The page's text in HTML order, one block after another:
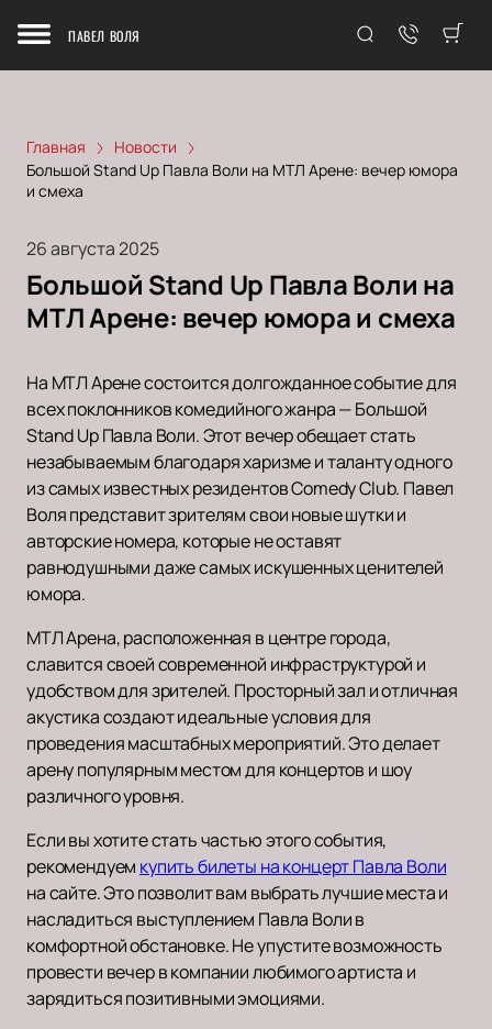
ПАВЕЛ ВОЛЯ
Главная
Новости
Большой Stand Up Павла Воли на МТЛ Арене: вечер юмора
и смеха
26 августа 2025
Большой Stand Up Павла Воли на
МТЛ Арене: вечер юмора и смеха
На МТЛ Арене состоится долгожданное событие для
всех поклонников комедийного жанра — Большой
Stand Up Павла Воли. Этот вечер обещает стать
незабываемым благодаря харизме и таланту одного
из самых известных резидентов Comedy Club. Павел
Воля представит зрителям свои новые шутки и
авторские номера, которые не оставят
равнодушными даже самых искушенных ценителей
юмора.
МТЛ Арена, расположенная в центре города,
славится своей современной инфраструктурой и
удобством для зрителей. Просторный зал и отличная
акустика создают идеальные условия для
проведения масштабных мероприятий. Это делает
арену популярным местом для концертов и шоу
различного уровня.
Если вы хотите стать частью этого события,
рекомендуем купить билеты на концерт Павла Воли
на сайте. Это позволит вам выбрать лучшие места и
насладиться выступлением Павла Воли в
комфортной обстановке. Не упустите возможность
провести вечер в компании любимого артиста и
зарядиться позитивными эмоциями.